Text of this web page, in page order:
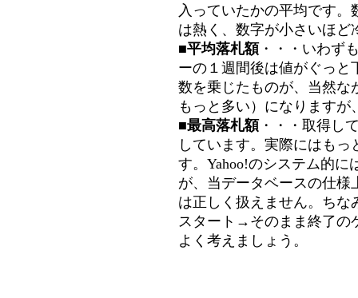
入っていたかの平均です
は熱く、数字が小さいほど
■平均落札額 ・・・いわず
ーの１週間後は値がぐっと
数を乗じたものが、当然な
もっと多い）になります
■最高落札額 ・・・取得し
しています。実際にはも
す。Yahoo!のシステム的に
が、当データベースの仕様
は正しく扱えません。ちな
スタート→そのまま終了の
よく考えましょう。